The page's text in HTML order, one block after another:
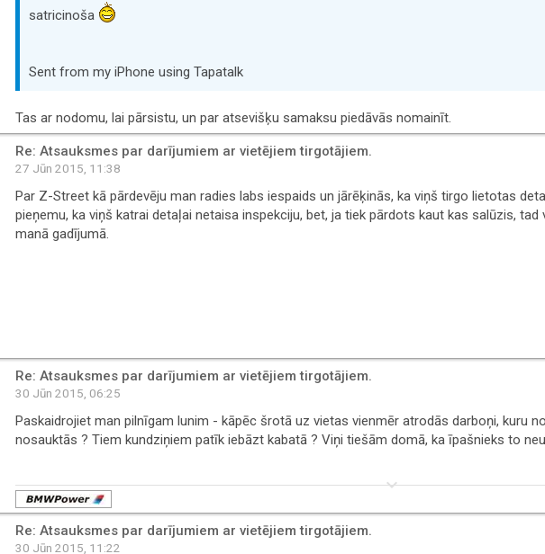
satricinoša
Sent from my iPhone using Tapatalk
Tas ar nodomu, lai pārsistu, un par atsevišķu samaksu piedāvās nomainīt.
Re: Atsauksmes par darījumiem ar vietējiem tirgotājiem.
27 Jūn 2015, 11:38
Par Z-Street kā pārdevēju man radies labs iespaids un jārēķinās, ka viņš tirgo lietotas
pieņemu, ka viņš katrai detaļai netaisa inspekciju, bet, ja tiek pārdots kaut kas salūzis,
manā gadījumā.
Re: Atsauksmes par darījumiem ar vietējiem tirgotājiem.
30 Jūn 2015, 06:25
Paskaidrojiet man pilnīgam lunim - kāpēc šrotā uz vietas vienmēr atrodās darboņi, kuru
nosauktās ? Tiem kundziņiem patīk iebāzt kabatā ? Viņi tiešām domā, ka īpašnieks to
keyboard_arrow_down
Re: Atsauksmes par darījumiem ar vietējiem tirgotājiem.
30 Jūn 2015, 11:22